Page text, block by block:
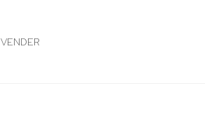
VENDER